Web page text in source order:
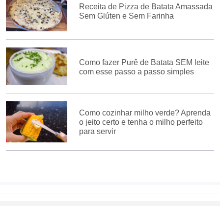
Receita de Pizza de Batata Amassada
Sem Glúten e Sem Farinha
Como fazer Purê de Batata SEM leite
com esse passo a passo simples
Como cozinhar milho verde? Aprenda
o jeito certo e tenha o milho perfeito
para servir